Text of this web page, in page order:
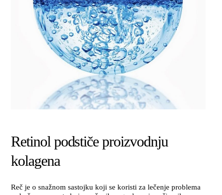
Retinol podstiče proizvodnju
kolagena
Reč je o snažnom sastojku koji se koristi za lečenje problema